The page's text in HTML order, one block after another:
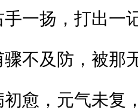
一扬，打出一
不及防，被那
愈，元气未复